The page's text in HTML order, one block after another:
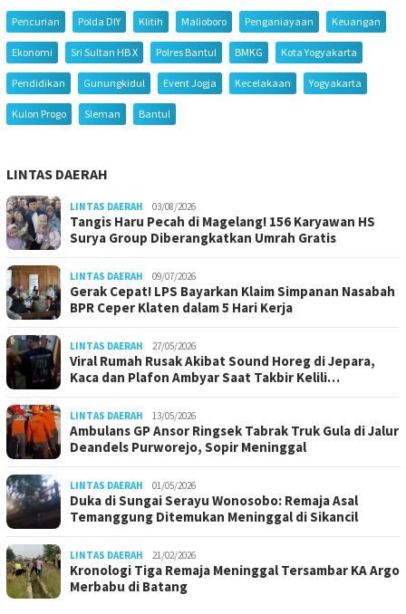
Pencurian Polda DIY Klitih Malioboro Penganiayaan Keuangan
Ekonomi Sri Sultan HB X Polres Bantul BMKG Kota Yogyakarta
Pendidikan Gunungkidul Event Jogja Kecelakaan Yogyakarta
Kulon Progo Sleman Bantul
LINTAS DAERAH
LINTAS DAERAH 03/08/2026
Tangis Haru Pecah di Magelang! 156 Karyawan HS
Surya Group Diberangkatkan Umrah Gratis
LINTAS DAERAH 09/07/2026
Gerak Cepat! LPS Bayarkan Klaim Simpanan Nasabah
BPR Ceper Klaten dalam 5 Hari Kerja
LINTAS DAERAH 27/05/2026
Viral Rumah Rusak Akibat Sound Horeg di Jepara,
Kaca dan Plafon Ambyar Saat Takbir Kelili…
LINTAS DAERAH 13/05/2026
Ambulans GP Ansor Ringsek Tabrak Truk Gula di Jalur
Deandels Purworejo, Sopir Meninggal
LINTAS DAERAH 01/05/2026
Duka di Sungai Serayu Wonosobo: Remaja Asal
Temanggung Ditemukan Meninggal di Sikancil
LINTAS DAERAH 21/02/2026
Kronologi Tiga Remaja Meninggal Tersambar KA Argo
Merbabu di Batang